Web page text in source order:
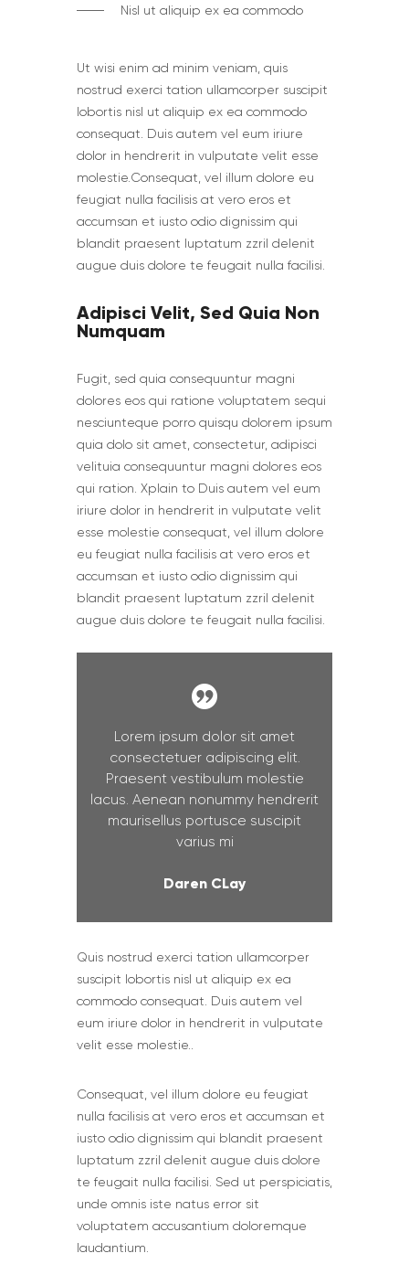
Nisl ut aliquip ex ea commodo
Ut wisi enim ad minim veniam, quis
nostrud exerci tation ullamcorper suscipit
lobortis nisl ut aliquip ex ea commodo
consequat. Duis autem vel eum iriure
dolor in hendrerit in vulputate velit esse
molestie.Сonsequat, vel illum dolore eu
feugiat nulla facilisis at vero eros et
accumsan et iusto odio dignissim qui
blandit praesent luptatum zzril delenit
augue duis dolore te feugait nulla facilisi.
Adipisci Velit, Sed Quia Non
Numquam
Fugit, sed quia consequuntur magni
dolores eos qui ratione voluptatem sequi
nesciunteque porro quisqu dolorem ipsum
quia dolo sit amet, consectetur, adipisci
velituia consequuntur magni dolores eos
qui ration. Xplain to Duis autem vel eum
iriure dolor in hendrerit in vulputate velit
esse molestie consequat, vel illum dolore
eu feugiat nulla facilisis at vero eros et
accumsan et iusto odio dignissim qui
blandit praesent luptatum zzril delenit
augue duis dolore te feugait nulla facilisi.
Lorem ipsum dolor sit amet
consectetuer adipiscing elit.
Praesent vestibulum molestie
lacus. Aenean nonummy hendrerit
maurisellus portusce suscipit
varius mi
Daren CLay
Quis nostrud exerci tation ullamcorper
suscipit lobortis nisl ut aliquip ex ea
commodo consequat. Duis autem vel
eum iriure dolor in hendrerit in vulputate
velit esse molestie..
Сonsequat, vel illum dolore eu feugiat
nulla facilisis at vero eros et accumsan et
iusto odio dignissim qui blandit praesent
luptatum zzril delenit augue duis dolore
te feugait nulla facilisi. Sed ut perspiciatis,
unde omnis iste natus error sit
voluptatem accusantium doloremque
laudantium.